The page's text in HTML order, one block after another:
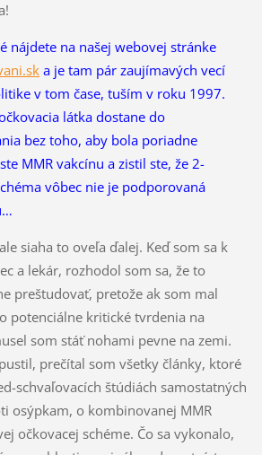
nájdete na našej webovej stránke
a je tam pár zaujímavých vecí
v tom čase, tuším v roku 1997.
látka dostane do
bez toho, aby bola poriadne
MMR vakcínu a zistil ste, že 2-
vôbec nie je podporovaná
siaha to oveľa ďalej. Keď som sa k
a lekár, rozhodol som sa, že to
preštudovať, pretože ak som mal
potenciálne kritické tvrdenia na
som stáť nohami pevne na zemi.
prečítal som všetky články, ktoré
schvaľovacích štúdiách samostatných
osýpkam, o kombinovanej MMR
očkovacej schéme. Čo sa vykonalo,